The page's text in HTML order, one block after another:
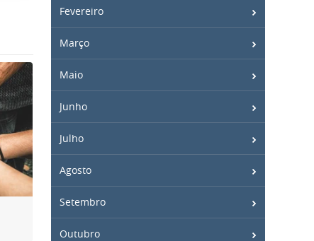
Fevereiro
Março
Maio
Junho
Julho
Agosto
Setembro
Outubro